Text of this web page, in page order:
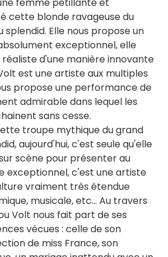
femme pétillante et
cette blonde ravageuse du
Elle nous propose un
exceptionnel, elle
d'une manière innovante
est une artiste aux multiples
propose une performance de
admirable dans lequel les
sans cesse.
troupe mythique du grand
aujourd'hui, c'est seule qu'elle
scène pour présenter au
exceptionnel, c'est une artiste
vraiment très étendue
musicale, etc... Au travers
Volt nous fait part de ses
vécues : celle de son
de miss France, son